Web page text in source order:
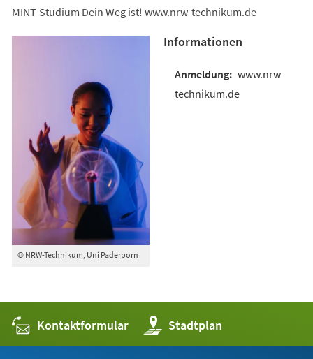
MINT-Studium Dein Weg ist! www.nrw-technikum.de
© NRW-Technikum, Uni Paderborn
Informationen
www.nrw-
technikum.de
Kontaktformular Stadtplan
(Öffnet
in
einem